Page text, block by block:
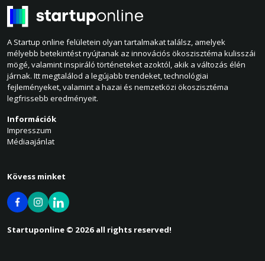
A Startup online felületein olyan tartalmakat találsz, amelyek
mélyebb betekintést nyújtanak az innovációs ökoszisztéma kulisszái
mögé, valamint inspiráló történeteket azoktól, akik a változás élén
járnak. Itt megtalálod a legújabb trendeket, technológiai
fejleményeket, valamint a hazai és nemzetközi ökoszisztéma
legfrissebb eredményeit.
Információk
Impresszum
Médiaajánlat
Kövess minket
Startuponline © 2026 all rights reserved!